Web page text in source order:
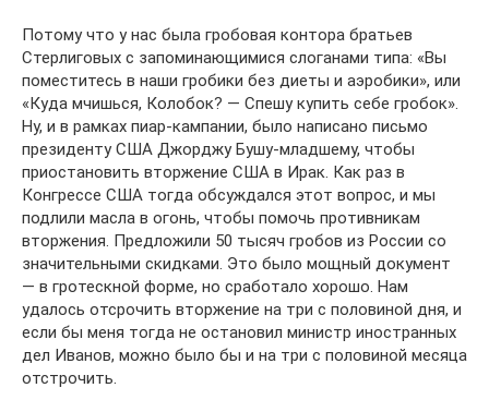
Потому что у нас была гробовая контора братьев
Стерлиговых с запоминающимися слоганами типа: «Вы
поместитесь в наши гробики без диеты и аэробики», или
«Куда мчишься, Колобок? — Спешу купить себе гробок».
Ну, и в рамках пиар-кампании, было написано письмо
президенту США Джорджу Бушу-младшему, чтобы
приостановить вторжение США в Ирак. Как раз в
Конгрессе США тогда обсуждался этот вопрос, и мы
подлили масла в огонь, чтобы помочь противникам
вторжения. Предложили 50 тысяч гробов из России со
значительными скидками. Это было мощный документ
— в гротескной форме, но сработало хорошо. Нам
удалось отсрочить вторжение на три с половиной дня, и
если бы меня тогда не остановил министр иностранных
дел Иванов, можно было бы и на три с половиной месяца
отстрочить.